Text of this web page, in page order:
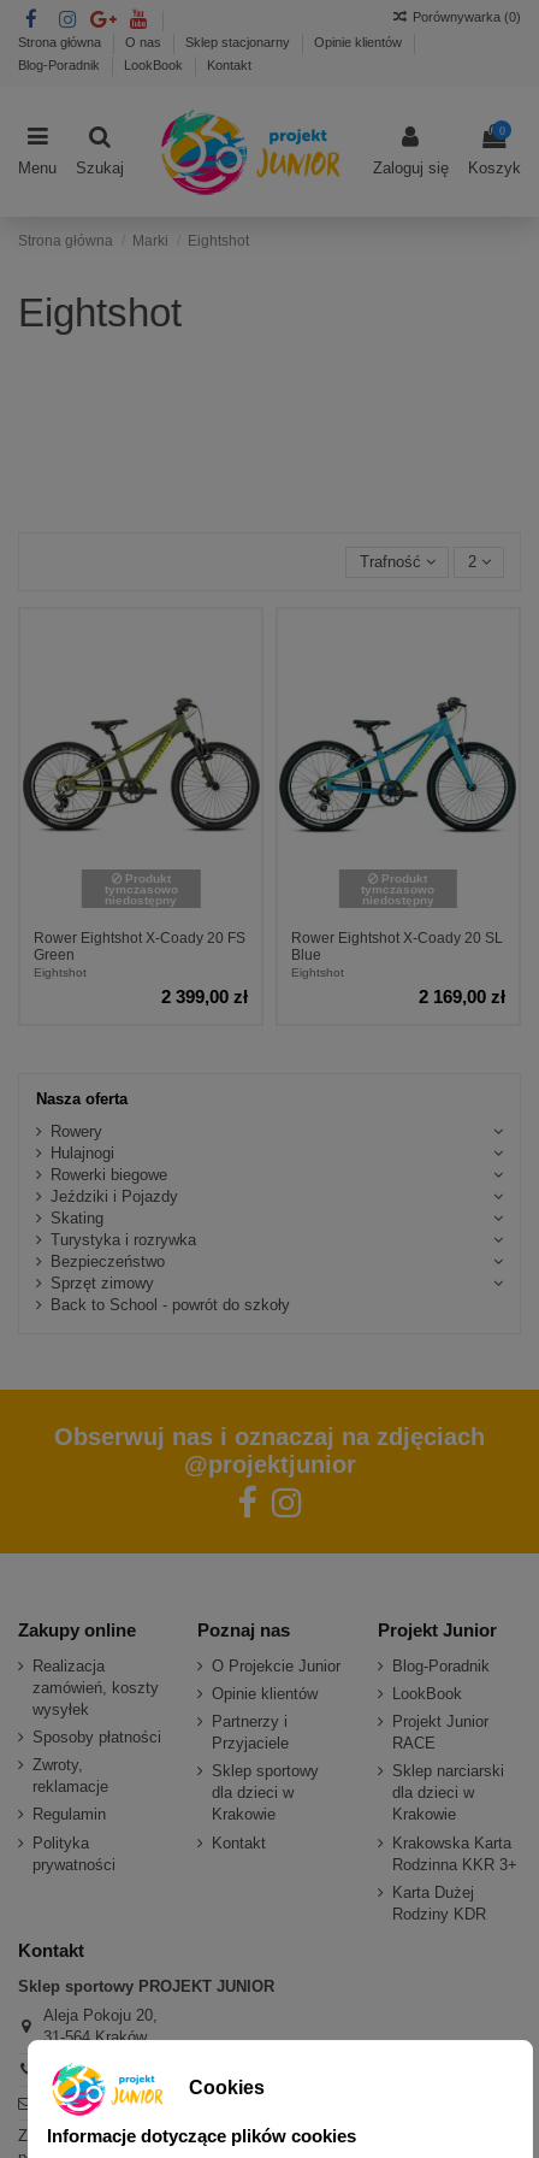
Strona główna O nas Sklep stacjonarny
Opinie klientów
Blog-Poradnik
LookBook Kontakt
Porównywarka (0)
Menu Szukaj Zaloguj się
0
Koszyk
Strona główna Marki Eightshot
Eightshot
Trafność 2
Produkt
tymczasowo
niedostępny
Rower Eightshot X-Coady 20 FS
Green
Eightshot
2 399,00 zł
Produkt
tymczasowo
niedostępny
Rower Eightshot X-Coady 20 SL
Blue
Eightshot
2 169,00 zł
Nasza oferta
Rowery
Hulajnogi
Rowerki biegowe
Jeździki i Pojazdy
Skating
Turystyka i rozrywka
Bezpieczeństwo
Sprzęt zimowy
Back to School - powrót do szkoły
Obserwuj nas i oznaczaj na zdjęciach
@projektjunior
Zakupy online
Realizacja
zamówień, koszty
wysyłek
Sposoby płatności
Zwroty,
reklamacje
Regulamin
Polityka
prywatności
Poznaj nas
O Projekcie Junior
Opinie klientów
Partnerzy i
Przyjaciele
Sklep sportowy
dla dzieci w
Krakowie
Kontakt
Projekt Junior
Blog-Poradnik
LookBook
Projekt Junior
RACE
Sklep narciarski
dla dzieci w
Krakowie
Krakowska Karta
Rodzinna KKR 3+
Karta Dużej
Rodziny KDR
Kontakt
Sklep sportowy PROJEKT JUNIOR
Aleja Pokoju 20,
31-564 Kraków
+48 600 779 897
sklep@projektjunior.pl
Zapraszamy do sklepu stacjonarnego:
Cookies
Informacje dotyczące plików cookies